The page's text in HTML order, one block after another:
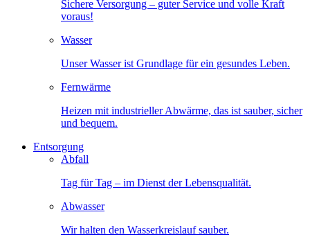
Sichere Versorgung – guter Service und volle Kraft
voraus!
Wasser
Unser Wasser ist Grundlage für ein gesundes Leben.
Fernwärme
Heizen mit industrieller Abwärme, das ist sauber, sicher
und bequem.
Entsorgung
Abfall
Tag für Tag – im Dienst der Lebensqualität.
Abwasser
Wir halten den Wasserkreislauf sauber.